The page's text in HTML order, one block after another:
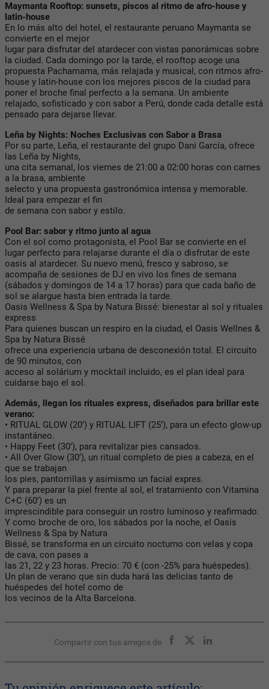
Maymanta Rooftop: sunsets, piscos al ritmo de afro-house y
latin-house
En lo más alto del hotel, el restaurante peruano Maymanta se
convierte en el mejor
lugar para disfrutar del atardecer con vistas panorámicas sobre
la ciudad. Cada domingo por la tarde, el rooftop acoge una
propuesta Pachamama, más relajada y musical, con ritmos afro-
house y latin-house con los mejores piscos de la ciudad para
poner el broche final perfecto a la semana. Un ambiente
relajado, sofisticado y con sabor a Perú, donde cada detalle está
pensado para dejarse llevar.
Leña by Nights: Noches Exclusivas con Sabor a Brasa
Por su parte, Leña, el restaurante del grupo Dani García, ofrece
las Leña by Nights,
una cita semanal, los viernes de 21:00 a 02:00 horas con carnes
a la brasa, ambiente
selecto y una propuesta gastronómica intensa y memorable.
Ideal para empezar el fin
de semana con sabor y estilo.
Pool Bar: sabor y ritmo junto al agua
Con el sol como protagonista, el Pool Bar se convierte en el
lugar perfecto para relajarse durante el día o disfrutar de este
oasis al atardecer. Su nuevo menú, fresco y sabroso, se
acompaña de sesiones de DJ en vivo los fines de semana
(sábados y domingos de 14 a 17 horas) para que cada baño de
sol se alargue hasta bien entrada la tarde.
Oasis Wellness & Spa by Natura Bissé: bienestar al sol y rituales
express
Para quienes buscan un respiro en la ciudad, el Oasis Wellnes &
Spa by Natura Bissé
ofrece una experiencia urbana de desconexión total. El circuito
de 90 minutos, con
acceso al solárium y mocktail incluido, es el plan ideal para
cuidarse bajo el sol.
Además, llegan los rituales express, diseñados para brillar este
verano:
• RITUAL GLOW (20’) y RITUAL LIFT (25’), para un efecto glow-up
instantáneo.
• Happy Feet (30’), para revitalizar pies cansados.
• All Over Glow (30’), un ritual completo de pies a cabeza, en el
que se trabajan
los pies, pantorrillas y asimismo un facial expres.
Y para preparar la piel frente al sol, el tratamiento con Vitamina
C+C (60’) es un
imprescindible para conseguir un rostro luminoso y reafirmado.
Y como broche de oro, los sábados por la noche, el Oasis
Wellness & Spa by Natura
Bissé, se transforma en un circuito nocturno con velas y copa
de cava, con pases a
las 21, 22 y 23 horas. Precio: 70 € (con -25% para huéspedes).
Un plan de verano que sin duda hará las delicias tanto de
huéspedes del hotel como de
los vecinos de la Alta Barcelona.
Compartir con tus amigos de